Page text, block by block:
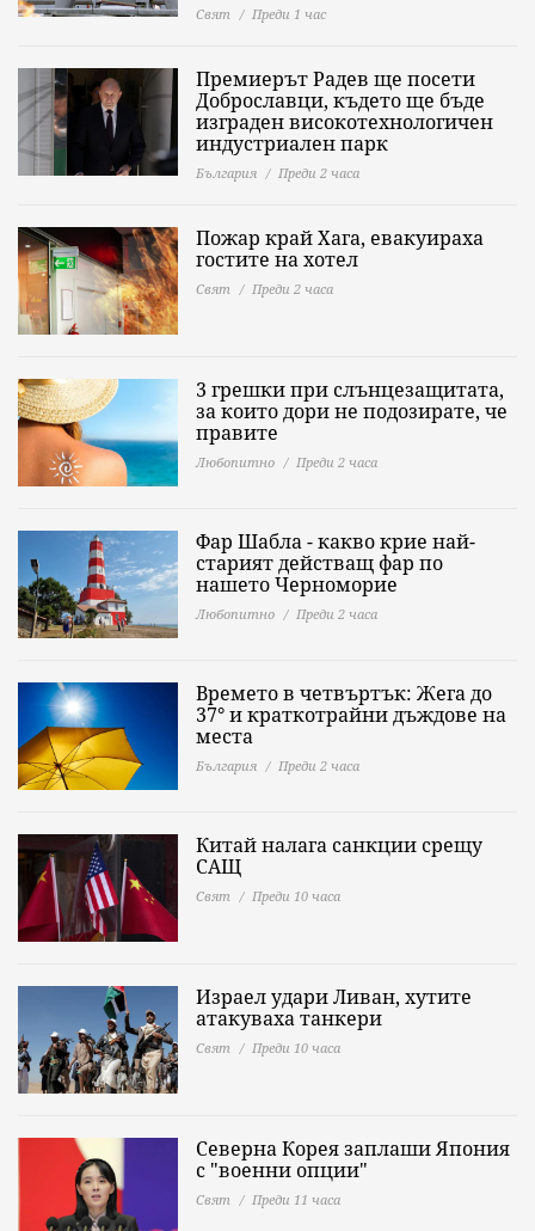
Свят Преди 1 час
Премиерът Радев ще посети
Доброславци, където ще бъде
изграден високотехнологичен
индустриален парк
България Преди 2 часа
Пожар край Хага, евакуираха
гостите на хотел
Свят Преди 2 часа
3 грешки при слънцезащитата,
за които дори не подозирате, че
правите
Любопитно Преди 2 часа
Фар Шабла - какво крие най-
старият действащ фар по
нашето Черноморие
Любопитно Преди 2 часа
Времето в четвъртък: Жега до
37° и краткотрайни дъждове на
места
България Преди 2 часа
Китай налага санкции срещу
САЩ
Свят Преди 10 часа
Израел удари Ливан, хутите
атакуваха танкери
Свят Преди 10 часа
Северна Корея заплаши Япония
с "военни опции"
Свят Преди 11 часа